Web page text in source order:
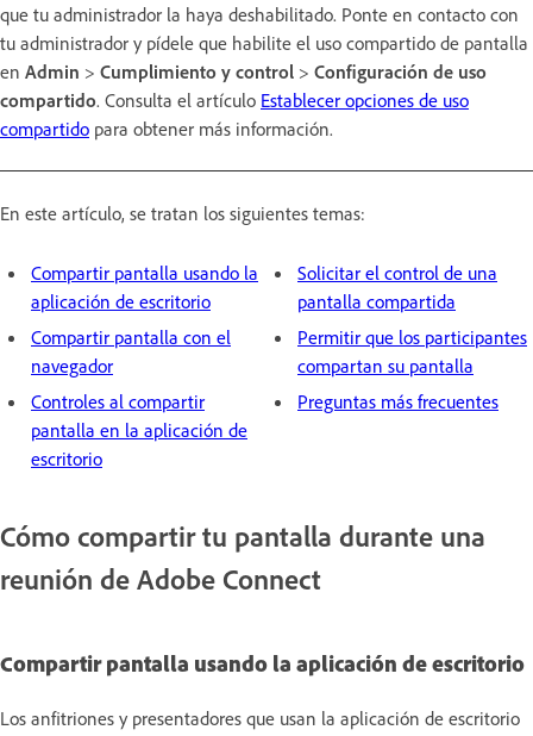
que tu administrador la haya deshabilitado. Ponte en contacto con
tu administrador y pídele que habilite el uso compartido de pantalla
en Admin > Cumplimiento y control > Configuración de uso
compartido. Consulta el artículo Establecer opciones de uso
compartido para obtener más información.
En este artículo, se tratan los siguientes temas:
Compartir pantalla usando la
aplicación de escritorio
Compartir pantalla con el
navegador
Controles al compartir
pantalla en la aplicación de
escritorio
Solicitar el control de una
pantalla compartida
Permitir que los participantes
compartan su pantalla
Preguntas más frecuentes
Cómo compartir tu pantalla durante una
reunión de Adobe Connect
Compartir pantalla usando la aplicación de escritorio
Los anfitriones y presentadores que usan la aplicación de escritorio